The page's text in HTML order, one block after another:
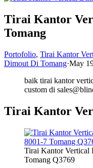
Tirai Kantor
Tomang
Portofolio, Tirai Kantor
Dimout Di Tomang·May
baik tirai kantor
custom di
Tirai Kantor
Tirai Kantor Vertical
Tomang Q3769